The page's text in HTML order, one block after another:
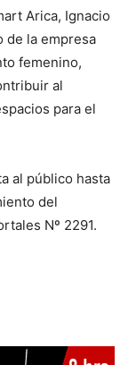
Arica, Ignacio
de la empresa
femenino,
al
para el
al público hasta
del
Nº 2291.